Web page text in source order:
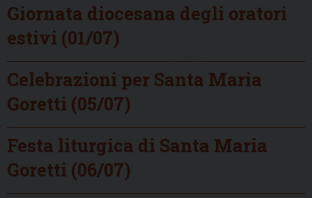
Giornata diocesana degli oratori
estivi (01/07)
Celebrazioni per Santa Maria
Goretti (05/07)
Festa liturgica di Santa Maria
Goretti (06/07)